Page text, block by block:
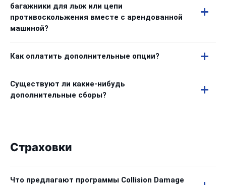
багажники для лыж или цепи
противоскольжения вместе с арендованной
машиной?
Как оплатить дополнительные опции?
Существуют ли какие-нибудь
дополнительные сборы?
Страховки
Что предлагают программы Collision Damage